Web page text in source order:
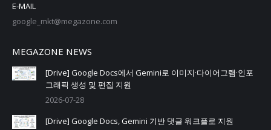
E-MAIL
google_mkt@megazone.com
MEGAZONE NEWS
[Drive] Google Docs에서 Gemini로 이미지·다이어그램·인포
그래픽 생성 및 편집 지원
2026-07-28
[Drive] Google Docs, Gemini 기반 댓글 워크플로 지원